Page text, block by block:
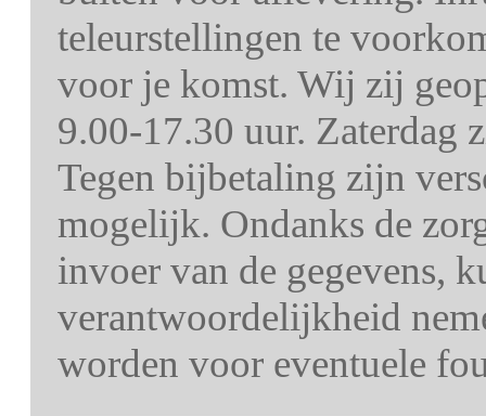
teleurstellingen te
voor je komst. Wij zij
9.00-17.30 uur. Zaterdag
Tegen bijbetaling zijn
mogelijk. Ondanks de
invoer van de gegevens,
verantwoordelijkheid
worden voor eventuele